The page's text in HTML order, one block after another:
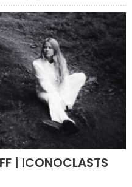
| ICONOCLASTS